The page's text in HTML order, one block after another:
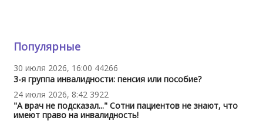
Популярные
30 июля 2026, 16:00 44266
3-я группа инвалидности: пенсия или пособие?
24 июля 2026, 8:42 3922
"А врач не подсказал..." Сотни пациентов не знают, что
имеют право на инвалидность!